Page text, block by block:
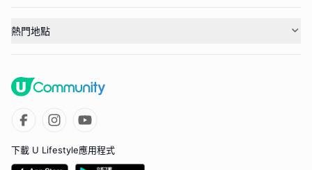
熱門地點
下載 U Lifestyle應用程式